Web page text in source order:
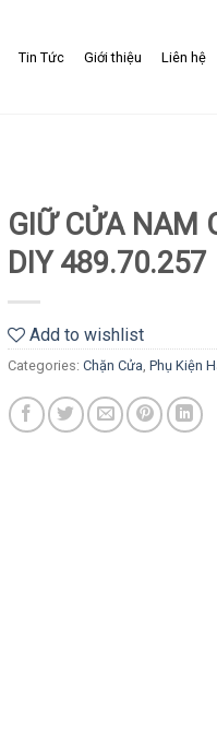
Tin Tức Giới thiệu Liên hệ
GIỮ CỬA NAM
DIY 489.70.257
Add to wishlist
Categories: Chặn Cửa, Phụ Kiện